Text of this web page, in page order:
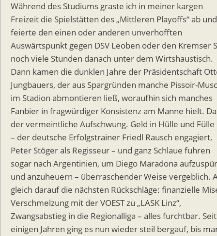
Während des Studiums graste ich in meiner kargen
Freizeit die Spielstätten des „Mittleren Playoffs“ ab und
feierte den einen oder anderen unverhofften
Auswärtspunkt gegen DSV Leoben oder den Kremser
noch viele Stunden danach unter dem Wirtshaustisch.
Dann kamen die dunklen Jahre der Präsidentschaft
Jungbauers, der aus Spargründen manche Pissoir-
im Stadion abmontieren ließ, woraufhin sich manches
Fanbier in fragwürdiger Konsistenz am Manne hielt.
der vermeintliche Aufschwung. Geld in Hülle und Fülle
– der deutsche Erfolgstrainer Friedl Rausch engagiert,
Peter Stöger als Regisseur – und ganz Schlaue fuhren
sogar nach Argentinien, um Diego Maradona
und anzuheuern – überraschender Weise vergeblich.
gleich darauf die nächsten Rückschläge: finanzielle
Verschmelzung mit der VOEST zu „LASK Linz“,
Zwangsabstieg in die Regionalliga – alles furchtbar. Seit
einigen Jahren ging es nun wieder steil bergauf, bis